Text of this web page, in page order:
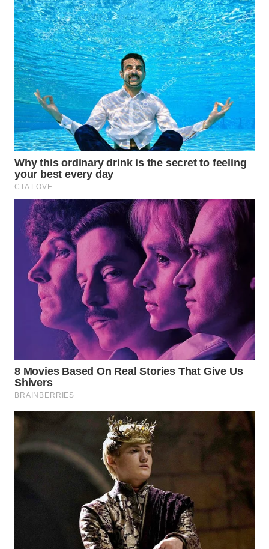
WN
KARO
WN
SIMALUNGUN
WN
LABUHANBATU
WN
TAPANULI
TENGAH
WN DELI
SERDANG
WN
TEBING
TINGGI
WN
PAKPAK
WN
KARAWANG
BEKASI
WN